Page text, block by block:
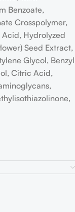
Benzoate,
Crosspolymer,
Hydrolyzed
Seed Extract,
Glycol, Benzyl
Citric Acid,